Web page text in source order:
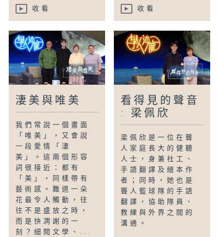
收看 收看
淒美與唯美
我們常說一個畫面
「唯美」，又會說
一段愛情「淒
美」。這兩個形容
詞很接近：都有
「美」，同樣帶有
藝術感。難道一朵
花最令人觸動，往
往不是盛放之時，
而是快凋謝的一
刻？細閱文學、...
看得見的聲音
: 梁佩欣
梁佩欣是一位在聾
人家庭長大的健聽
人士，身兼社工、
手語翻譯及繪本作
者；同時，她也是
聾人籃球隊的手語
翻譯，協助隊員、
教練與外界之間的
溝通。